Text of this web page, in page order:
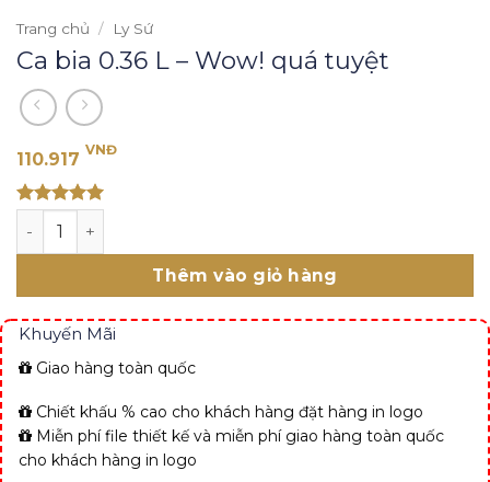
Trang chủ / Ly Sứ
Ca bia 0.36 L – Wow! quá tuyệt
110.917 VNĐ
out of 5
Ca bia 0.36 L - Wow! quá tuyệt số lượng
Thêm vào giỏ hàng
Khuyến Mãi
Giao hàng toàn quốc
Chiết khấu % cao cho khách hàng đặt hàng in logo
Miễn phí file thiết kế và miễn phí giao hàng toàn quốc
cho khách hàng in logo